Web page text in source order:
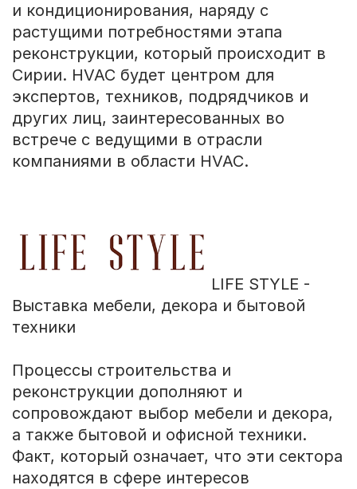
и кондиционирования, наряду с
растущими потребностями этапа
реконструкции, который происходит в
Сирии. HVAC будет центром для
экспертов, техников, подрядчиков и
других лиц, заинтересованных во
встрече с ведущими в отрасли
компаниями в области HVAC.
LIFE STYLE -
Выставка мебели, декора и бытовой
техники
Процессы строительства и
реконструкции дополняют и
сопровождают выбор мебели и декора,
а также бытовой и офисной техники.
Факт, который означает, что эти сектора
находятся в сфере интересов